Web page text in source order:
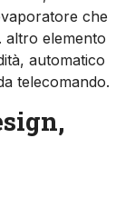
che
altro elemento
automatico
telecomando.